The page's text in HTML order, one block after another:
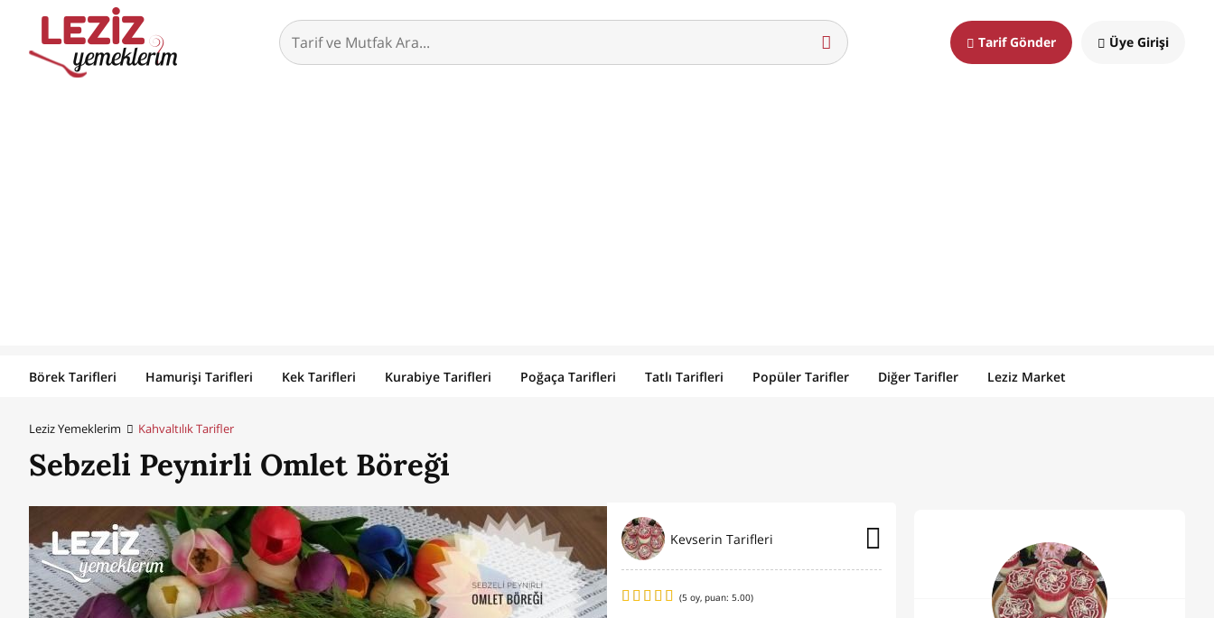
Tarif Gönder Üye Girişi
Börek Tarifleri Hamurişi Tarifleri Kek Tarifleri Kurabiye Tarifleri Poğaça Tarifleri Tatlı Tarifleri Popüler Tarifler Diğer Tarifler Leziz Market
Leziz Yemeklerim Kahvaltılık Tarifler
Sebzeli Peynirli Omlet Böreği
Kevserin Tarifleri
(5 oy, puan: 5.00)